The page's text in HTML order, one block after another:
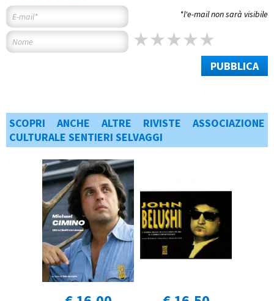
*l'e-mail non sarà visibile
PUBBLICA
SCOPRI ANCHE ALTRE RIVISTE ASSOCIAZIONE
CULTURALE SENTIERI SELVAGGI